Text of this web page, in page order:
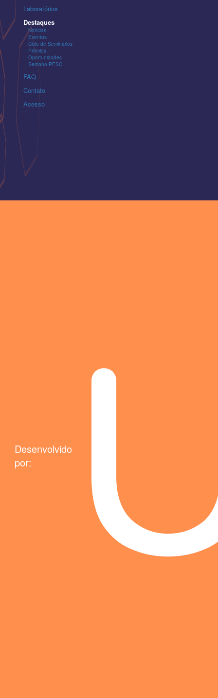
Laboratórios
Destaques
Notícias
Eventos
Ciclo de Seminários
Prêmios
Oportunidades
Semana PESC
FAQ
Contato
Acesso
Desenvolvido
por: